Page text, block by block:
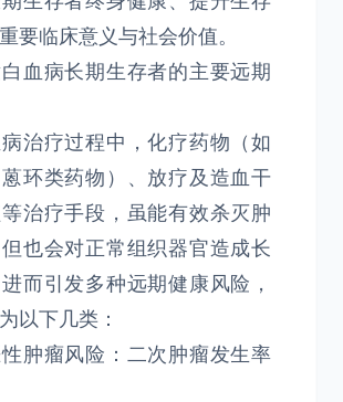
要临床意义与社会价值。
血病长期生存者的主要远期
治疗过程中，化疗药物（如
环类药物）、放疗及造血干
治疗手段，虽能有效杀灭肿
也会对正常组织器官造成长
而引发多种远期健康风险，
以下几类：
性肿瘤风险：二次肿瘤发生率